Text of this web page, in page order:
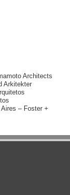
Architects
Arkitekter
– Foster +